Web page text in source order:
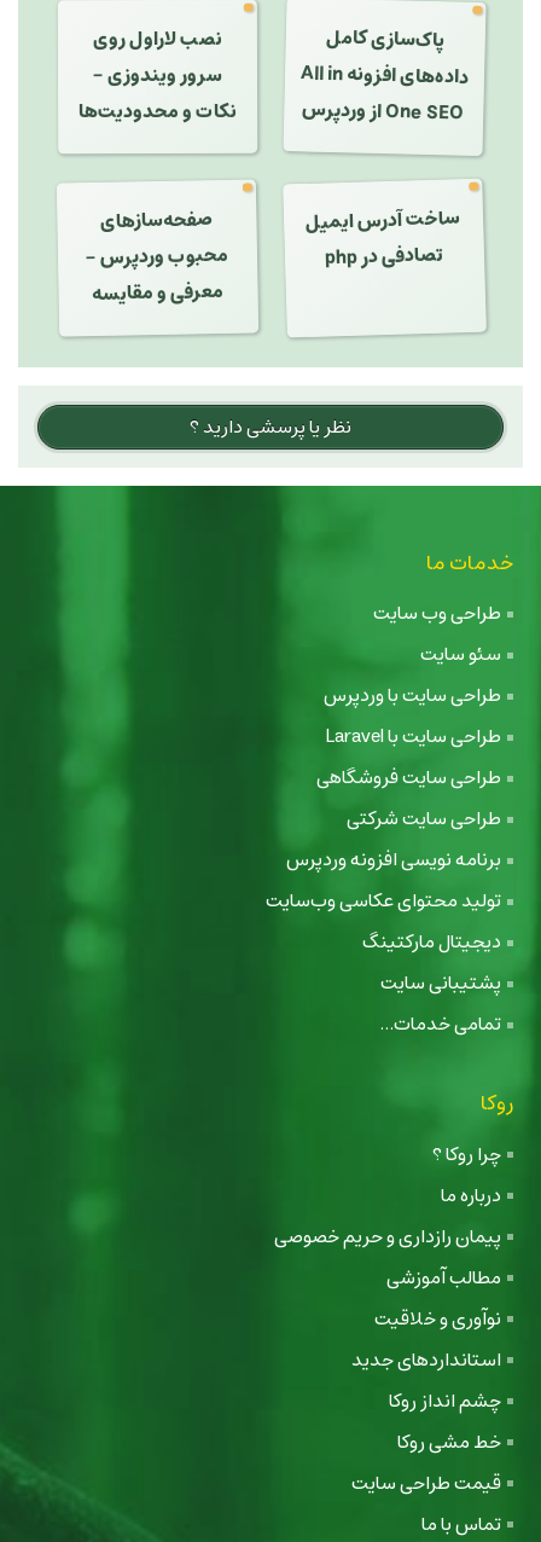
پاک‌سازی کامل
داده‌های افزونه All in
One SEO از وردپرس
نصب لاراول روی
سرور ویندوزی -
نکات و محدودیت‌ها
ساخت آدرس ایمیل
تصادفی در php
صفحه‌سازهای
محبوب وردپرس -
معرفی و مقایسه
نظر یا پرسشی دارید ؟
خدمات ما
طراحی وب سایت
سئو سایت
طراحی سایت با وردپرس
طراحی سایت با Laravel
طراحی سایت فروشگاهی
طراحی سایت شرکتی
برنامه نویسی افزونه وردپرس
تولید محتوای عکاسی وب‌سایت
دیجیتال مارکتینگ
پشتیبانی سایت
تمامی خدمات...
روکا
چرا روکا ؟
درباره ما
پیمان رازداری و حریم خصوصی
مطالب آموزشی
نوآوری و خلاقیت
استانداردهای جدید
چشم انداز روکا
خط مشی روکا
قیمت طراحی سایت
تماس با ما